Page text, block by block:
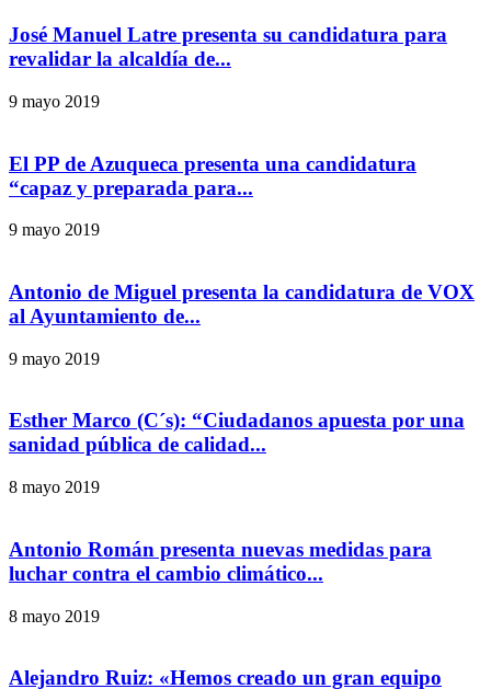
José Manuel Latre presenta su candidatura para
revalidar la alcaldía de...
9 mayo 2019
El PP de Azuqueca presenta una candidatura
“capaz y preparada para...
9 mayo 2019
Antonio de Miguel presenta la candidatura de VOX
al Ayuntamiento de...
9 mayo 2019
Esther Marco (C´s): “Ciudadanos apuesta por una
sanidad pública de calidad...
8 mayo 2019
Antonio Román presenta nuevas medidas para
luchar contra el cambio climático...
8 mayo 2019
Alejandro Ruiz: «Hemos creado un gran equipo